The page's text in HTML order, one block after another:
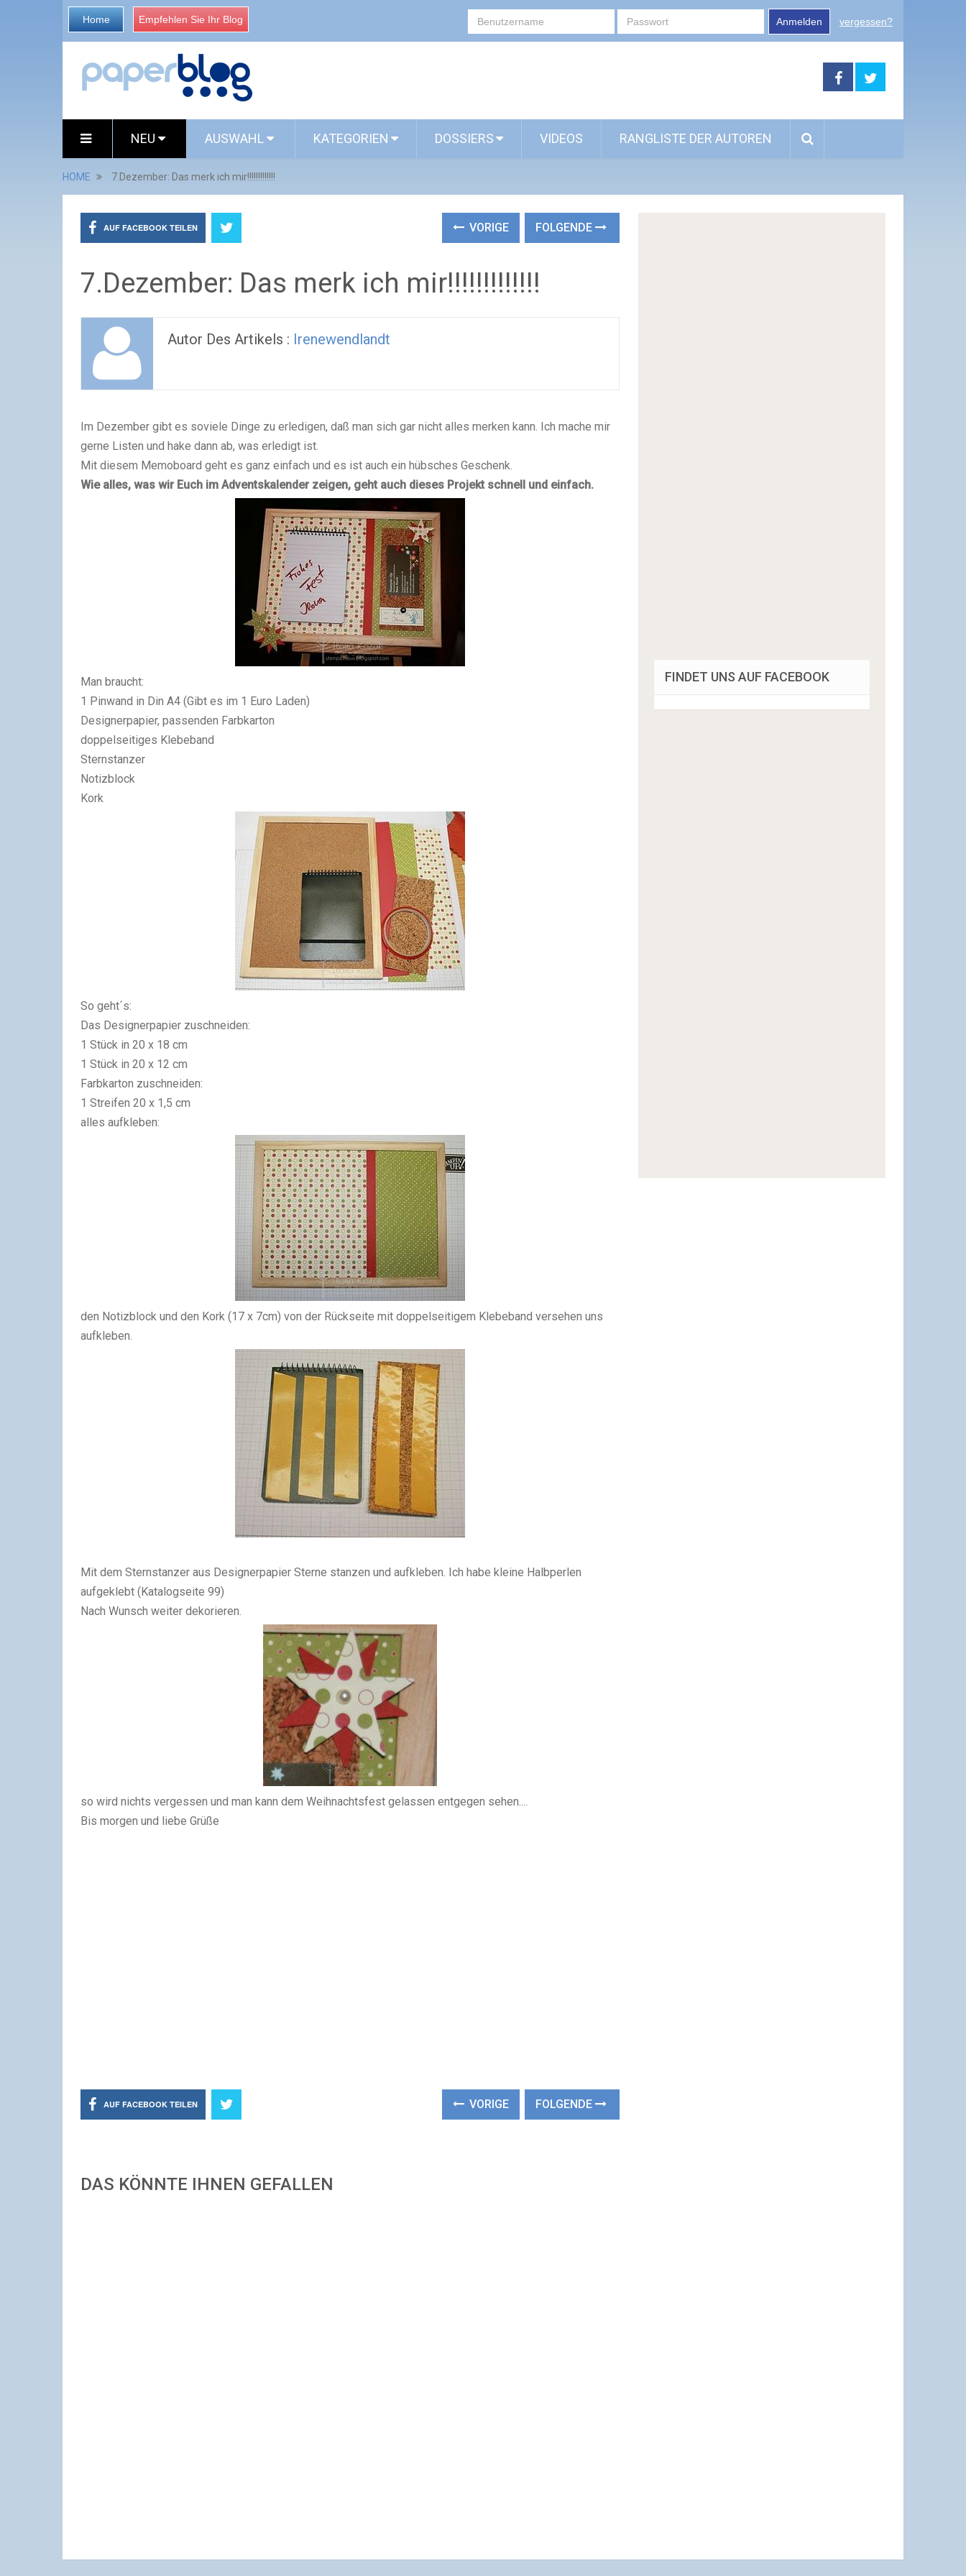
Home Empfehlen Sie Ihr Blog Anmelden vergessen?
NEU AUSWAHL KATEGORIEN DOSSIERS VIDEOS RANGLISTE DER AUTOREN
HOME 7.Dezember: Das merk ich mir!!!!!!!!!!!!!
AUF FACEBOOK TEILEN VORIGE FOLGENDE
7.Dezember: Das merk ich mir!!!!!!!!!!!!!
Autor Des Artikels : Irenewendlandt
Im Dezember gibt es soviele Dinge zu erledigen, daß man sich gar nicht alles merken kann. Ich mache mir
gerne Listen und hake dann ab, was erledigt ist.
Mit diesem Memoboard geht es ganz einfach und es ist auch ein hübsches Geschenk.
Wie alles, was wir Euch im Adventskalender zeigen, geht auch dieses Projekt schnell und einfach.
Man braucht:
1 Pinwand in Din A4 (Gibt es im 1 Euro Laden)
Designerpapier, passenden Farbkarton
doppelseitiges Klebeband
Sternstanzer
Notizblock
Kork
So geht´s:
Das Designerpapier zuschneiden:
1 Stück in 20 x 18 cm
1 Stück in 20 x 12 cm
Farbkarton zuschneiden:
1 Streifen 20 x 1,5 cm
alles aufkleben:
den Notizblock und den Kork (17 x 7cm) von der Rückseite mit doppelseitigem Klebeband versehen uns
aufkleben.
Mit dem Sternstanzer aus Designerpapier Sterne stanzen und aufkleben. Ich habe kleine Halbperlen
aufgeklebt (Katalogseite 99)
Nach Wunsch weiter dekorieren.
so wird nichts vergessen und man kann dem Weihnachtsfest gelassen entgegen sehen....
Bis morgen und liebe Grüße
AUF FACEBOOK TEILEN VORIGE FOLGENDE
DAS KÖNNTE IHNEN GEFALLEN
FINDET UNS AUF FACEBOOK